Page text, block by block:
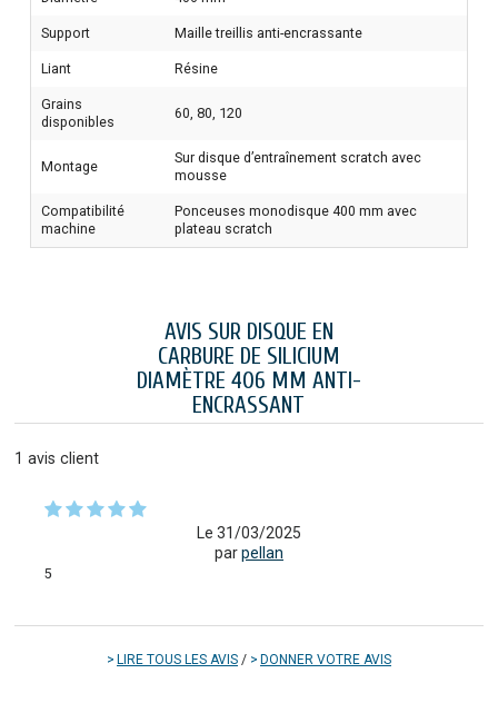
Support Maille treillis anti-encrassante
Liant Résine
Grains
disponibles
60, 80, 120
Montage
Sur disque d’entraînement scratch avec
mousse
Compatibilité
machine
Ponceuses monodisque 400 mm avec
plateau scratch
AVIS SUR DISQUE EN
CARBURE DE SILICIUM
DIAMÈTRE 406 MM ANTI-
ENCRASSANT
1 avis client
Le 31/03/2025
parpellan
5
LIRE TOUS LES AVIS / DONNER VOTRE AVIS